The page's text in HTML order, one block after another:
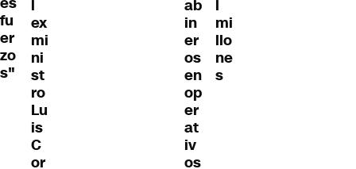
fu
er
zo
s"
l
ex
mi
ni
st
ro
Lu
is
C
or
ab
in
er
os
en
op
er
at
iv
os
l
mi
llo
ne
s